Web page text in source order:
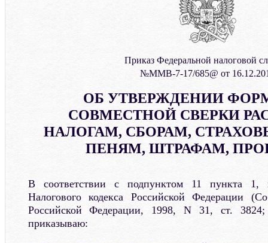
Приказ Федеральной налоговой
№ММВ-7-17/685@ от
ОБ УТВЕРЖДЕНИИ
СОВМЕСТНОЙ СВЕРКИ
НАЛОГАМ, СБОРАМ,
ПЕНЯМ, ШТРАФАМ,
В соответствии с подпунктом 11 пункта 1,
Налогового кодекса Российской Федерации
Российской Федерации, 1998, N 31, ст.
приказываю: